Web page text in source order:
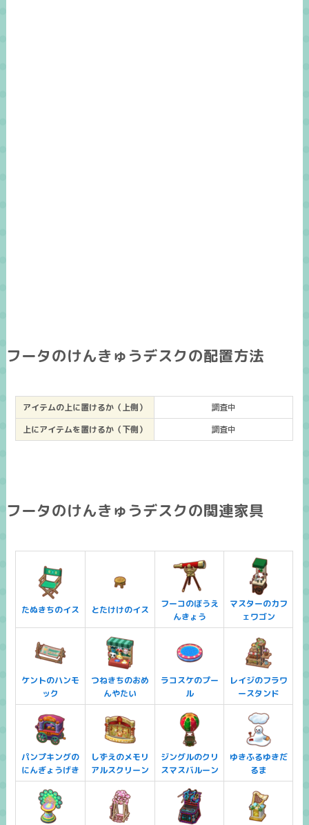
フータのけんきゅうデスクの配置方法
アイテムの上に置けるか（上側）
調査中
上にアイテムを置けるか（下側）
調査中
フータのけんきゅうデスクの関連家具
たぬきちのイス とたけけのイス
フーコのぼうえ
んきょう
マスターのカフ
ェワゴン
ケントのハンモ
ック
つねきちのおめ
んやたい
ラコスケのプー
ル
レイジのフラワ
ースタンド
パンプキングの
にんぎょうげき
しずえのメモリ
アルスクリーン
ジングルのクリ
スマスバルーン
ゆきふるゆきだ
るま